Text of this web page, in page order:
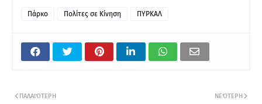
Πάρκο Πολίτες σε Κίνηση ΠΥΡΚΑΛ
ΝΕΌΤΕΡΗ
ΠΑΛΑΙΌΤΕΡΗ